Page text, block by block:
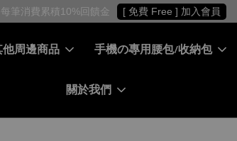
每筆消費累積10%回饋金 [ 免費 Free ] 加入會員
周邊商品 手機の專用腰包/收納包
關於我們